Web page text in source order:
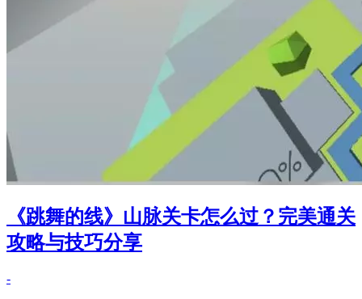
《跳舞的线》山脉关卡怎么过？完美通关
攻略与技巧分享
-